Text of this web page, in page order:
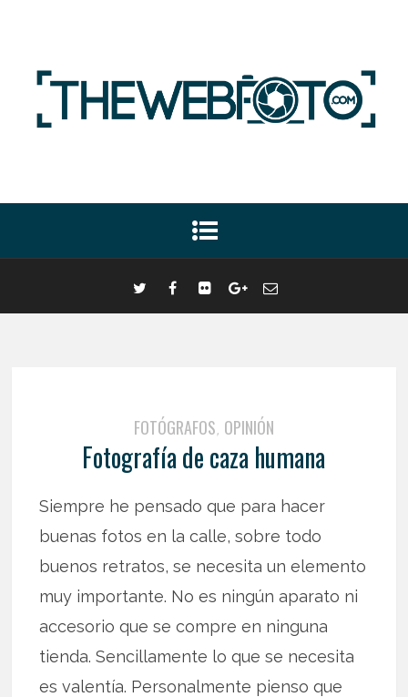
FOTÓGRAFOS, OPINIÓN
Fotografía de caza humana
Siempre he pensado que para hacer
buenas fotos en la calle, sobre todo
buenos retratos, se necesita un elemento
muy importante. No es ningún aparato ni
accesorio que se compre en ninguna
tienda. Sencillamente lo que se necesita
es valentía. Personalmente pienso que